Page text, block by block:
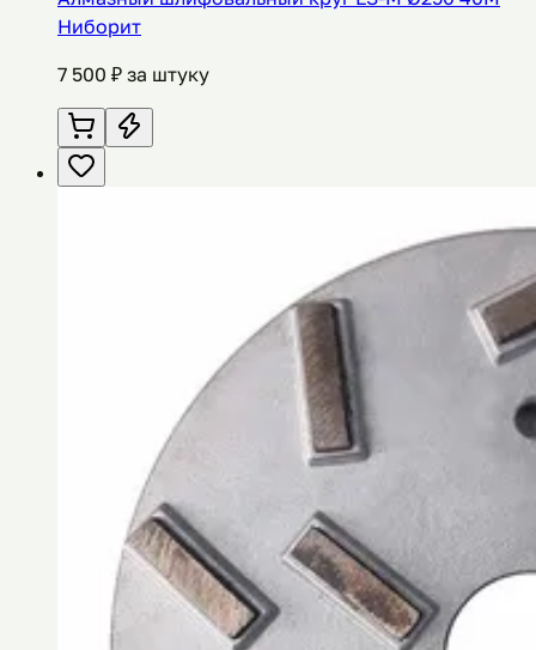
Ниборит
7 500 ₽ за штуку